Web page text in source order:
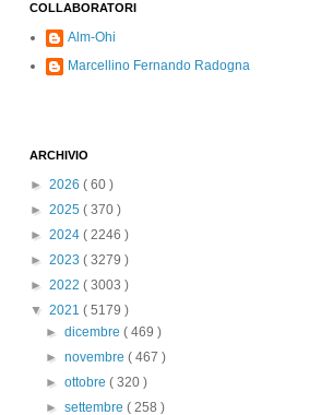
COLLABORATORI
Alm-Ohi
Marcellino Fernando Radogna
ARCHIVIO
► 2026 ( 60 )
► 2025 ( 370 )
► 2024 ( 2246 )
► 2023 ( 3279 )
► 2022 ( 3003 )
▼ 2021 ( 5179 )
►dicembre( 469 )
►novembre( 467 )
►ottobre( 320 )
►settembre( 258 )